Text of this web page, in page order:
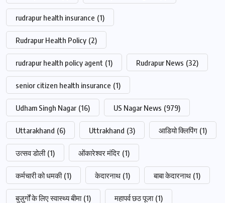
rudrapur health insurance (1)
Rudrapur Health Policy (2)
rudrapur health policy agent (1) Rudrapur News (32)
senior citizen health insurance (1)
Udham Singh Nagar (16) US Nagar News (979)
Uttarakhand (6) Uttrakhand (3) आडियो क्लिपिंग (1)
उत्सव डोली (1) ओंकारेश्वर मंदिर (1)
कर्मचारी को धमकी (1) केदारनाथ (1) बाबा केदारनाथ (1)
बुज़ुर्गों के लिए स्वास्थ्य बीमा (1) महापर्व छठ पूजा (1)